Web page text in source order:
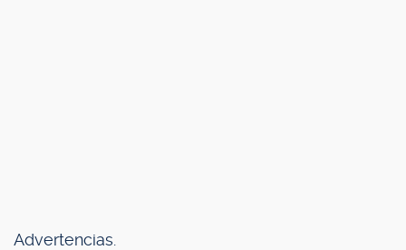
Advertencias.